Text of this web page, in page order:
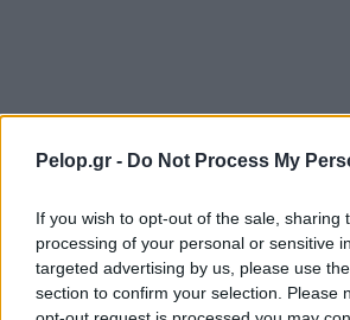
Pelop.gr - Do Not Process My
If you wish to opt-out of the sale, sharing
processing of your personal or sensitive
targeted advertising by us, please use
section to confirm your selection. Please
14:00
ποτέ η μητέρα και 21χρονος
σκοτώθηκαν σε τροχαίο
ΣΕΦ: Ακυρώθηκε ο διαγωνισμός
ενεργειακή αναβάθμιση – Νέα